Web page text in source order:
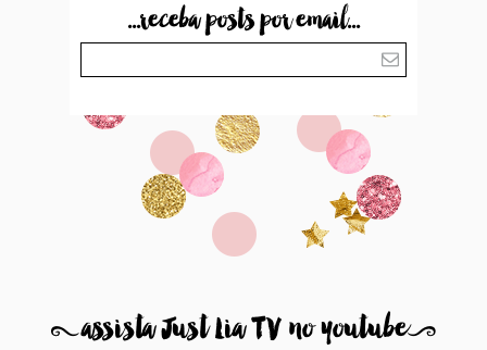
...receba posts por email...
8assista Just Lia TV no youtube9